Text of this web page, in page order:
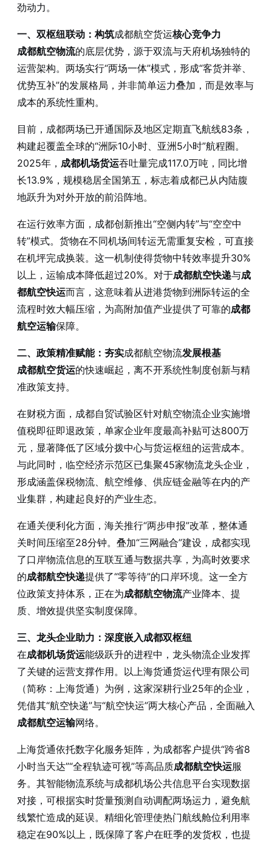
劲动力。
一、双枢纽联动：构筑成都航空货运核心竞争力
成都航空物流的底层优势，源于双流与天府机场独特的
运营架构。两场实行“两场一体”模式，形成“客货并举、
优势互补”的发展格局，并非简单运力叠加，而是效率与
成本的系统性重构。
目前，成都两场已开通国际及地区定期直飞航线83条，
构建起覆盖全球的“洲际10小时、亚洲5小时”航程圈。
2025年， 成都机场货运吞吐量完成117.0万吨，同比增
长13.9%，规模稳居全国第五，标志着成都已从内陆腹
地跃升为对外开放的前沿阵地。
在运行效率方面，成都创新推出“空侧内转”与“空空中
转”模式。货物在不同机场间转运无需重复安检，可直接
在机坪完成换装。这一机制使得货物中转效率提升30%
以上，运输成本降低超过20%。对于成都航空快递与成
都航空快运而言，这意味着从进港货物到洲际转运的全
流程时效大幅压缩，为高附加值产业提供了可靠的成都
航空运输保障。
二、政策精准赋能：夯实成都航空物流发展根基
成都航空货运的快速崛起，离不开系统性制度创新与精
准政策支持。
在财税方面，成都自贸试验区针对航空物流企业实施增
值税即征即退政策，单家企业年度最高补贴可达800万
元，显著降低了区域分拨中心与货运枢纽的运营成本。
与此同时，临空经济示范区已集聚45家物流龙头企业，
形成涵盖保税物流、航空维修、供应链金融等在内的产
业集群，构建起良好的产业生态。
在通关便利化方面，海关推行“两步申报”改革，整体通
关时间压缩至28分钟。叠加“三网融合”建设，成都实现
了口岸物流信息的互联互通与数据共享，为高时效要求
的成都航空快递提供了“零等待”的口岸环境。这一全方
位政策支持体系，正在为成都航空物流产业降本、提
质、增效提供坚实制度保障。
三、龙头企业助力：深度嵌入成都双枢纽
在成都机场货运能级跃升的进程中，龙头物流企业发挥
了关键的运营支撑作用。以上海货通货运代理有限公司
（简称：上海货通）为例，这家深耕行业25年的企业，
凭借其“航空快递”与“航空快运”两大核心产品，全面融入
成都航空运输网络。
上海货通依托数字化服务矩阵，为成都客户提供“跨省8
小时当天达”“全程轨迹可视”等高品质成都航空快运服
务。其智能物流系统与成都机场公共信息平台实现数据
对接，可根据实时货量预测自动调配两场运力，避免航
线繁忙造成的延误。精细化管理使热门航线舱位利用率
稳定在90%以上，既保障了客户在旺季的发货权，也提